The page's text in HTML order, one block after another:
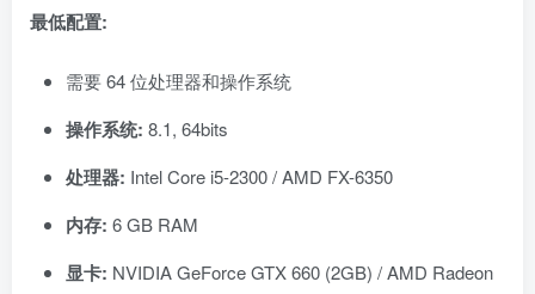
最低配置:
需要 64 位处理器和操作系统
操作系统: 8.1, 64bits
处理器: Intel Core i5-2300 / AMD FX-6350
内存: 6 GB RAM
显卡: NVIDIA GeForce GTX 660 (2GB) / AMD Radeon